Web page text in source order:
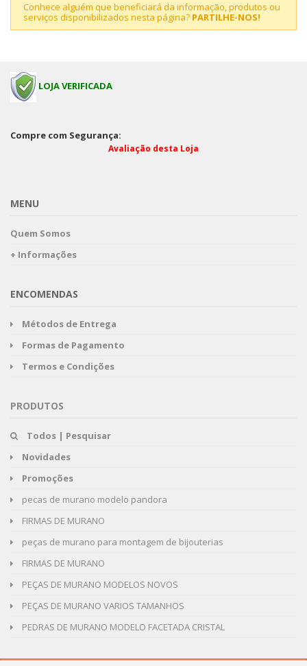
Conhece alguém que beneficiará da informação, produtos ou
serviços disponibilizados nesta página? PARTILHE-NOS!
LOJA VERIFICADA
Compre com Segurança:
Avaliação desta Loja
MENU
Quem Somos
+ Informações
ENCOMENDAS
Métodos de Entrega
Formas de Pagamento
Termos e Condições
PRODUTOS
Todos | Pesquisar
Novidades
Promoções
pecas de murano modelo pandora
FIRMAS DE MURANO
peças de murano para montagem de bijouterias
FIRMAS DE MURANO
PEÇAS DE MURANO MODELOS NOVOS
PEÇAS DE MURANO VARIOS TAMANHOS
PEDRAS DE MURANO MODELO FACETADA CRISTAL